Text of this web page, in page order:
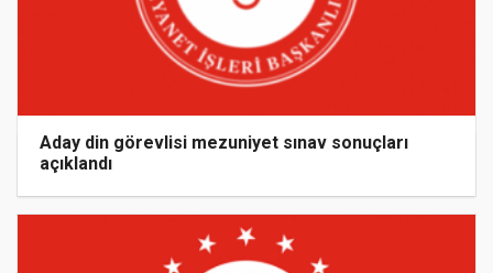
Aday din görevlisi mezuniyet sınav sonuçları
açıklandı